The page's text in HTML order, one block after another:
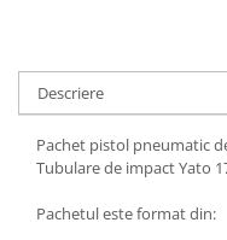
Alfa romeo
Bmw
Chrysler
Descriere
Pachet pistol pneumatic
Tubulare de impact Yato
Pachetul este format din: